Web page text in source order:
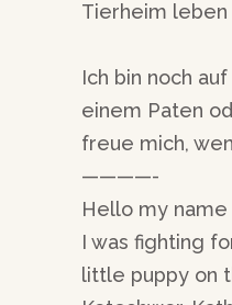
Tierheim leben
Ich bin noch
einem Paten
freue mich,
————-
Hello my name
I was fighting
little puppy on